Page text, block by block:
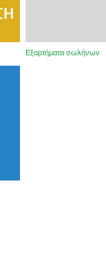
Εξαρτήματα σωλήνων